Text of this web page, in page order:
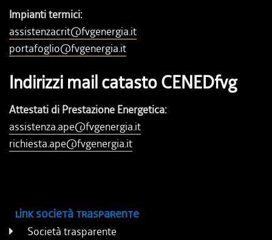
Impianti termici:
assistenzacrit@fvgenergia.it
portafoglio@fvgenergia.it
Indirizzi mail catasto CENEDfvg
Attestati di Prestazione Energetica:
assistenza.ape@fvgenergia.it
richiesta.ape@fvgenergia.it
Link società trasparente
Società trasparente